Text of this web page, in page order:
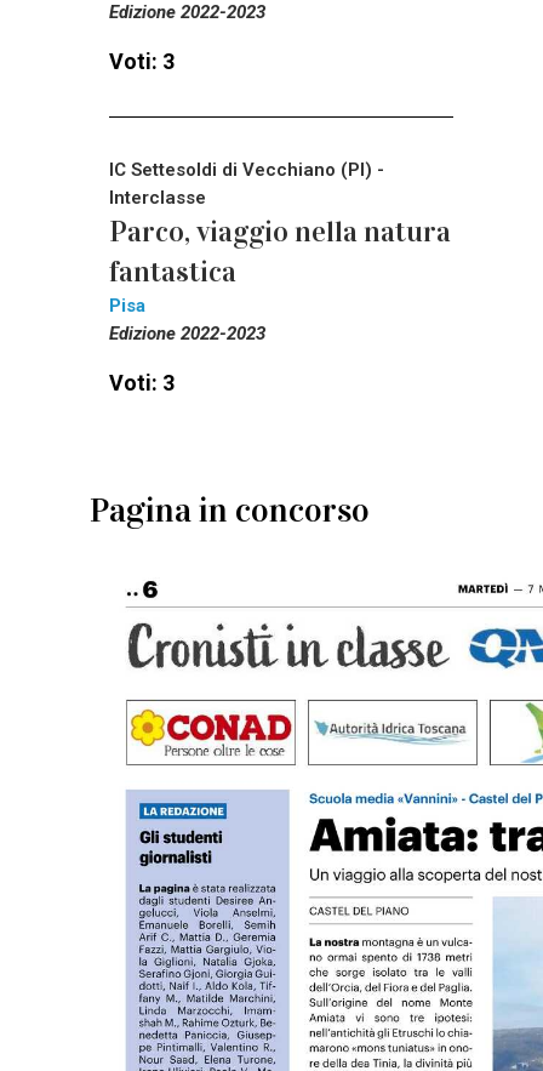
Edizione 2022-2023
Voti: 3
IC Settesoldi di Vecchiano (PI) -
Interclasse
Parco, viaggio nella natura
fantastica
Pisa
Edizione 2022-2023
Voti: 3
Pagina in concorso